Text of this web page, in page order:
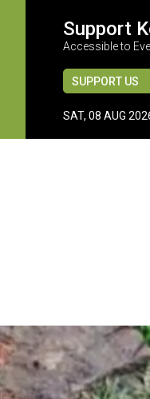
Support
Accessible to
SUPPORT US
SAT, 08 AUG